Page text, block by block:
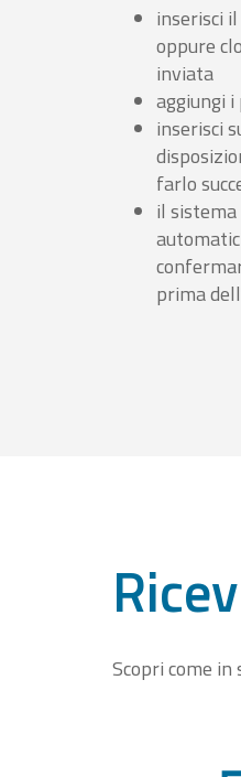
inserisci
oppure
inviata
aggiungi
inserisci
farlo
il
prima
Scopri come